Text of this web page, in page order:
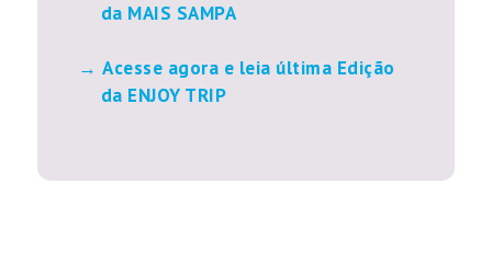
da MAIS SAMPA
Acesse agora e leia última Edição
da ENJOY TRIP